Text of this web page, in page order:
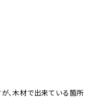
、木材で出来ている箇所